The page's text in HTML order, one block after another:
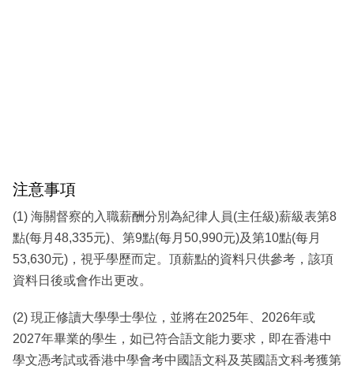
注意事項
(1) 海關督察的入職薪酬分別為紀律人員(主任級)薪級表第8
點(每月48,335元)、第9點(每月50,990元)及第10點(每月
53,630元)，視乎學歷而定。頂薪點的資料只供參考，該項
資料日後或會作出更改。
(2) 現正修讀大學學士學位，並將在2025年、2026年或
2027年畢業的學生，如已符合語文能力要求，即在香港中
學文憑考試或香港中學會考中國語文科及英國語文科考獲第